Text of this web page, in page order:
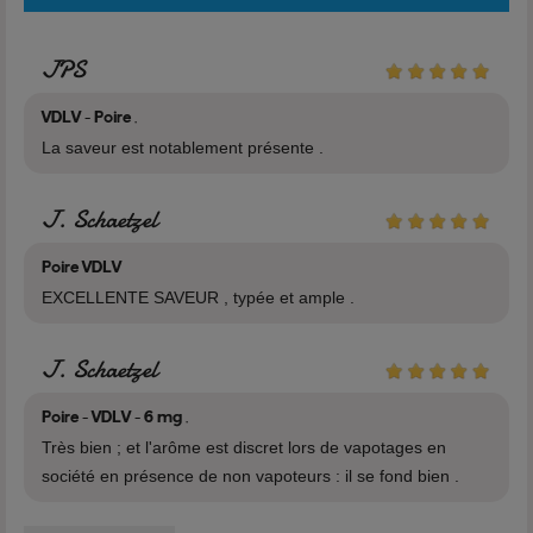
maladies cardio-vasculaires.
Voir tous les produits de la marque VDLV
JPS
VDLV - Poire .
La saveur est notablement présente .
J. Schaetzel
Poire VDLV
EXCELLENTE SAVEUR , typée et ample .
J. Schaetzel
Poire - VDLV - 6 mg .
Très bien ; et l'arôme est discret lors de vapotages en
société en présence de non vapoteurs : il se fond bien .